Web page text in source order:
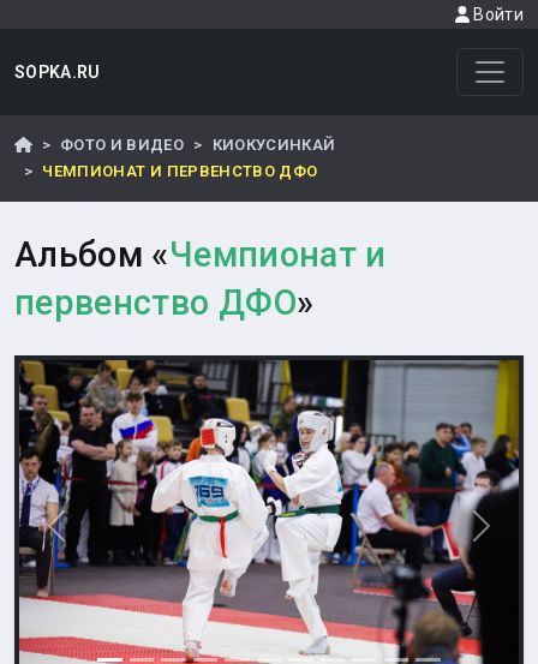
Войти
SOPKA.RU
ФОТО И ВИДЕО
КИОКУСИНКАЙ
ЧЕМПИОНАТ И ПЕРВЕНСТВО ДФО
Альбом «Чемпионат и
первенство ДФО»
Назад